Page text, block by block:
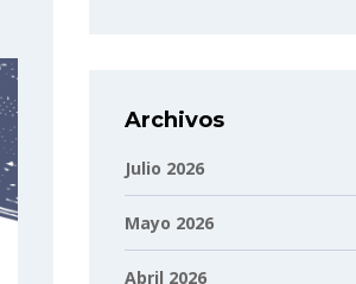
Archivos
Julio 2026
Mayo 2026
Abril 2026